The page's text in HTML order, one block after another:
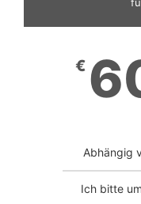
€
Abhängig
Ich bitte